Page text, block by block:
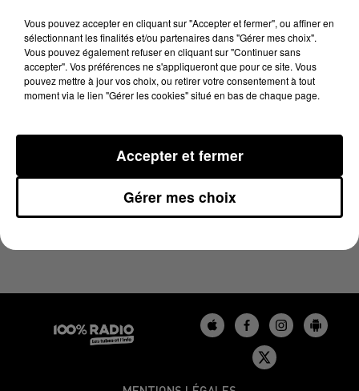
1er mai 2025 - 4 min 17 sec
LES INFOS DU GERS DU 01/05/2025 À 07H00
Vous pouvez accepter en cliquant sur "Accepter et fermer", ou affiner en
sélectionnant les finalités et/ou partenaires dans "Gérer mes choix".
Vous pouvez également refuser en cliquant sur "Continuer sans
accepter". Vos préférences ne s'appliqueront que pour ce site. Vous
pouvez mettre à jour vos choix, ou retirer votre consentement à tout
moment via le lien "Gérer les cookies" situé en bas de chaque page.
Gérer mes choix
Accepter et fermer